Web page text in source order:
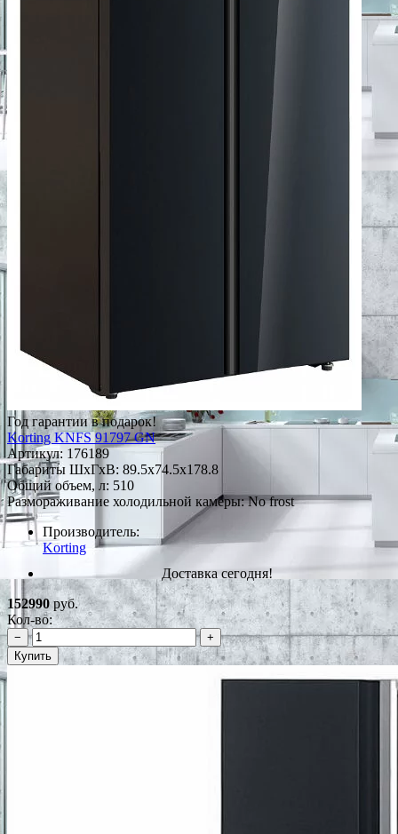
Год гарантии в подарок!
Korting KNFS 91797 GN
Артикул: 176189
Габариты ШxГxВ: 89.5x74.5x178.8
Общий объем, л: 510
Размораживание холодильной камеры: No frost
Производитель:
Korting
Доставка сегодня!
152990руб.
Кол-во:
−
+
Купить